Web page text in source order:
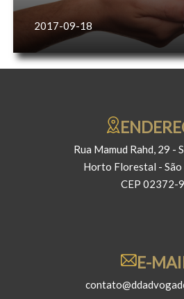
2017-09-18
Rua Mamud Rahd, 29 -
Horto Florestal - São
CEP 02372-
E-